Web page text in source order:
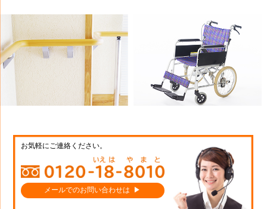
お気軽にご連絡ください。
メールでのお問い合わせは ▶︎